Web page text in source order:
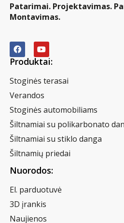
Patarimai. Projektavimas.
Montavimas.
Produktai:
Stoginės terasai
Verandos
Stoginės automobiliams
Šiltnamiai su polikarbonato
Šiltnamiai su stiklo danga
Šiltnamių priedai
Nuorodos:
El. parduotuvė
3D įrankis
Naujienos